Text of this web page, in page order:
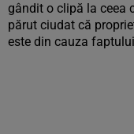
gândit o clipă la ceea
părut ciudat că
este din cauza